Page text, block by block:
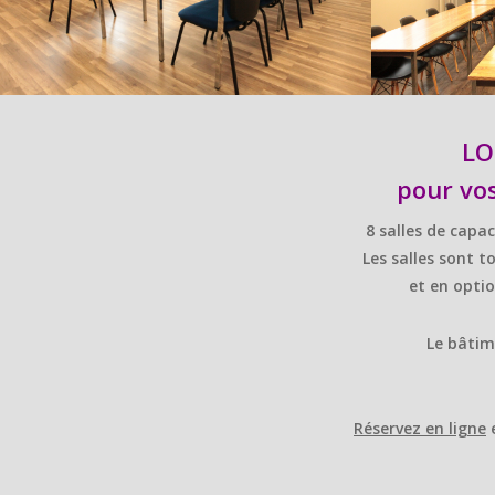
pour
8salles de
Les salles sont
et en
Le
Réservez en ligne